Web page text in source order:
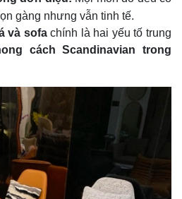
gàng nhưng vẫn tinh tế.
và sofachính là hai yếu tố trung
cách Scandinavian trong